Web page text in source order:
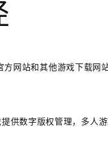
网站和其他游戏下载
数字版权管理，多人游